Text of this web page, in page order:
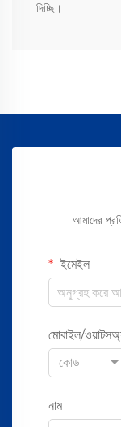
দিচ্ছি।
আমাদের
ইমেইল
মোবাইল/
কোড
নাম